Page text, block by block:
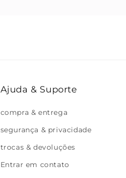
Ajuda & Suporte
compra & entrega
segurança & privacidade
trocas & devoluções
Entrar em contato